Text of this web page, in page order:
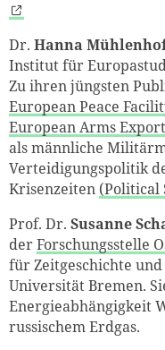
Dr. Hanna
Institut für
Zu ihren jüngsten
European Peace
European Arms
als männliche
Verteidigungspolitik
Krisenzeiten (Political
Prof. Dr. Susanne
derForschungsstelle
fürZeitgeschichte
Universität Bremen.
Energieabhängigkeit
russischem Erdgas.